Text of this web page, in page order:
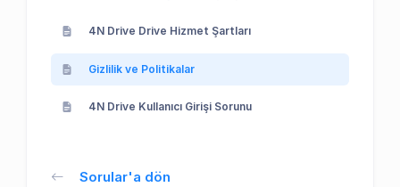
4N Drive Drive Hizmet Şartları
Gizlilik ve Politikalar
4N Drive Kullanıcı Girişi Sorunu
Sorular'a dön